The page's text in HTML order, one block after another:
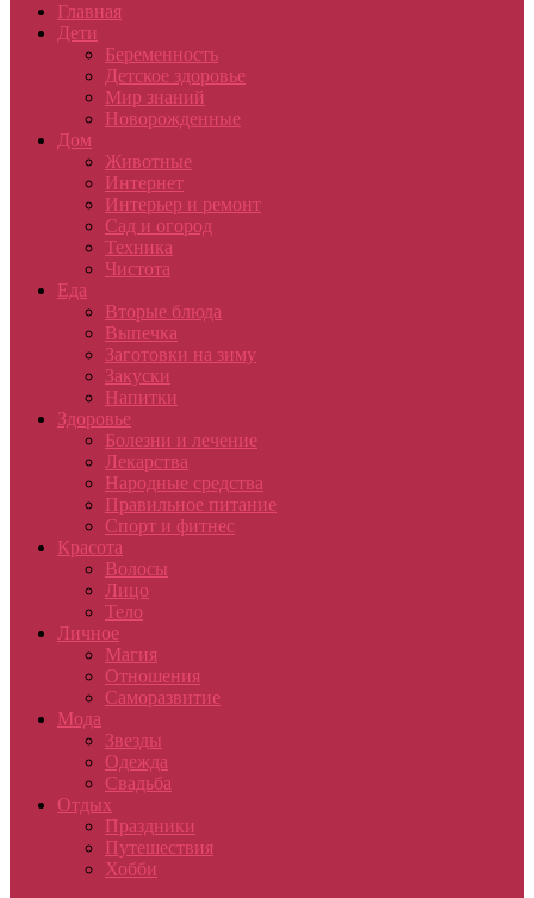
Главная
Дети
Беременность
Детское здоровье
Мир знаний
Новорожденные
Дом
Животные
Интернет
Интерьер и ремонт
Сад и огород
Техника
Чистота
Еда
Вторые блюда
Выпечка
Заготовки на зиму
Закуски
Напитки
Здоровье
Болезни и лечение
Лекарства
Народные средства
Правильное питание
Спорт и фитнес
Красота
Волосы
Лицо
Тело
Личное
Магия
Отношения
Саморазвитие
Мода
Звезды
Одежда
Свадьба
Отдых
Праздники
Путешествия
Хобби